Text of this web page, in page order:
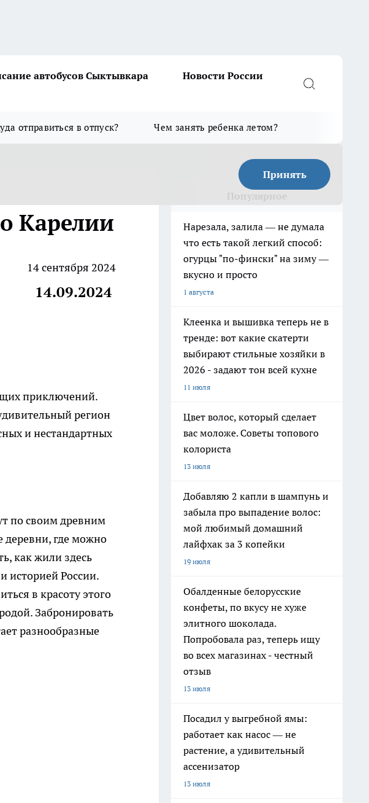
автобусов Сыктывкара
Новости России
отправиться в отпуск? Чем занять ребенка летом?
Принять
Карелии
14 сентября 2024
14.09.2024
приключений.
регион
и нестандартных
по своим древним
деревни, где можно
как жили здесь
историей России.
в красоту этого
Забронировать
разнообразные
Нарезала, залила — не думала
что есть такой легкий способ:
огурцы "по-фински" на зиму —
вкусно и просто
1 августа
Клеенка и вышивка теперь не в
тренде: вот какие скатерти
выбирают стильные хозяйки в
2026 - задают тон всей кухне
11 июля
Цвет волос, который сделает
вас моложе. Советы топового
колориста
13 июля
Добавляю 2 капли в шампунь и
забыла про выпадение волос:
мой любимый домашний
лайфхак за 3 копейки
19 июля
Обалденные белорусские
конфеты, по вкусу не хуже
элитного шоколада.
Попробовала раз, теперь ищу
во всех магазинах - честный
отзыв
13 июля
Посадил у выгребной ямы:
работает как насос — не
растение, а удивительный
ассенизатор
13 июля